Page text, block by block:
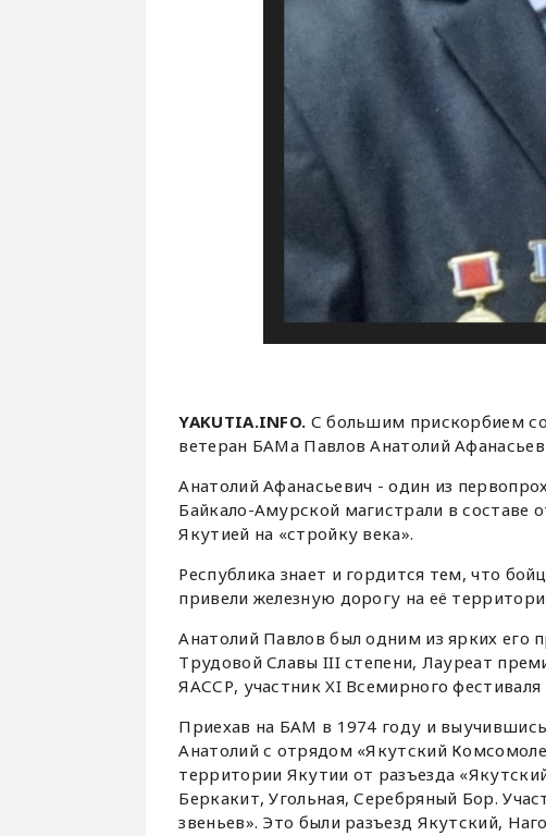
YAKUTIA.INFO. С большим прискорбием
ветеран БАМа Павлов Анатолий
Анатолий Афанасьевич - один из
Байкало-Амурской магистрали в составе
Якутией на «стройку века».
Республика знает и гордится тем, что
привели железную дорогу на её
Анатолий Павлов был одним из ярких его
Трудовой Славы III степени, Лауреат
ЯАССР, участник XI Всемирного
Приехав на БАМ в 1974 году и
Анатолий с отрядом «Якутский
территории Якутии от разъезда
Беркакит, Угольная, Серебряный Бор.
звеньев». Это были разъезд Якутский,